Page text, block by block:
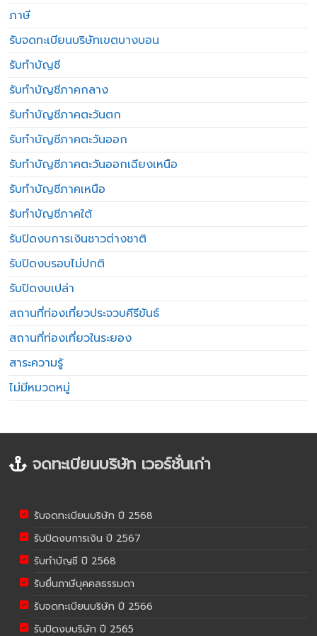
ภาษี
รับจดทะเบียนบริษัทเขตบางบอน
รับทำบัญชี
รับทำบัญชีภาคกลาง
รับทำบัญชีภาคตะวันตก
รับทำบัญชีภาคตะวันออก
รับทำบัญชีภาคตะวันออกเฉียงเหนือ
รับทำบัญชีภาคเหนือ
รับทำบัญชีภาคใต้
รับปิดงบการเงินชาวต่างชาติ
รับปิดงบรอบไม่ปกติ
รับปิดงบเปล่า
สถานที่ท่องเที่ยวประจวบคีรีขันธ์
สถานที่ท่องเที่ยวในระยอง
สาระความรู้
ไม่มีหมวดหมู่
จดทะเบียนบริษัท เวอร์ชั่นเก่า
รับจดทะเบียนบริษัท ปี 2568
รับปิดงบการเงิน ปี 2567
รับทำบัญชี ปี 2568
รับยื่นภาษีบุคคลธรรมดา
รับจดทะเบียนบริษัท ปี 2566
รับปิดงบบริษัท ปี 2565